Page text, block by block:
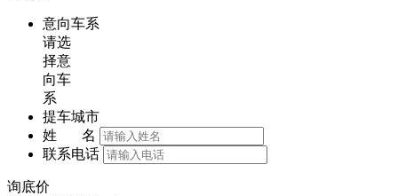
意向车系
请选
择意
向车
系
提车城市
姓 名
联系电话
询底价